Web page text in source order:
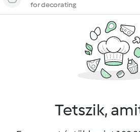
for decorating
Tetszik,